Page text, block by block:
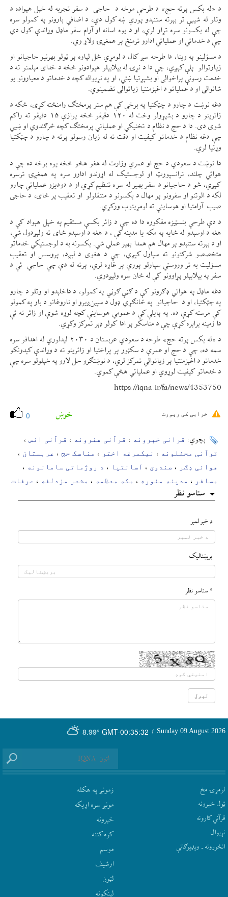
د «له بکس پرته حج» د طرحې موخه د حاجی د سفر تجربه له خپل هېواده د
وتلو له شیبې تر بېرته ستنېدو پورې ښه کول دي، د اضافي بارونو په کمولو سره
چې له بکسونو سره تړاو لري، او د یوه اسانه او آرام سفر ماډل وړاندې کول دي
چې د خدماتي او عملیاتي ادارو ترمنځ پر همغږۍ ولاړ وي.
د مسؤلینو په وینا، دا طرحه سږ کال د لومړي ځل لپاره پر ټولو بهرنیو حاجیانو او
زیارتوالو پلې کېږي، چې دا د نړۍ له بېلابېلو هېوادونو څخه د خدای مېلمنو ته د
خدمت رسونې پراخوالی او بشپړتیا ښئي، او په نړیواله کچه د خدماتو د معیارونو یو
شانوالی او د عملیاتو د اغېزمنتیا زیاتوالی تضمینوي.
دغه نوښت د چارو د چټکتیا په برخې کې هم ستر پرمختګ رامنځته کړی، ځکه د
زائرینو د چارو د بشپړولو وخت له ۱۲۰ دقیقو څخه یوازې ۱۵ دقیقو ته راکم
شوی دی. دا د حج د نظام د تخنیکي او عملیاتي پرمختګ کچه څرګندوي او ښيي
چې دغه نظام د خدماتو کیفیت او دقت ته له زیان رسولو پرته د چارو د چټکتیا
وړتیا لري.
دا نوښت د سعودي د حج او عمرې وزارت له هغو هڅو څخه یوه برخه ده چې د
هوائي چلند، ترانسپورټ او لوجستیک له اړوندو ادارو سره په همغږۍ ترسره
کېږي، څو د حاجیانو د سفر بهیر له سره تنظیم کړي او د دودیزو عملیاتي چارو
لکه د الوتنو او سفرونو پر مهال د بکسونو د منتقلولو او تعقیب پر ځای، د حاجی
صیب آرامتیا او هوساینې ته لومړیتوب ورکړي.
د دې طرحې بنسټیزه مفکوره دا ده چې د زائر بکسې مستقیم په خپل هېواد کې د
هغه د اوسېدو له ځایه په مکه یا مدینه کې ، د هغه د اوسېدو ځای ته ولېږدول شي،
او د بېرته ستنېدو پر مهال هم همدا بهیر عملي شي. بکسونه به د لوجستیکي خدماتو
متخصصو شرکتونو ته سپارل کېږي، چې د هغوی د لېږد، پروسس او تعقیب
مسؤلیت به تر وروستي سپارلو پورې پر غاړه لري، پرته له دې چې حاجي ئې د
سفر په بېلابېلو پړاوونو کې له ځان سره ولېږدوي.
دغه ماډل په هوائي ډګرونو کې د ګڼې ګوڼې په کمولو، د داخلېدو او وتلو د چارو
په چټکتیا، او د حاجیانو په ځانګړي ډول د سپین‌ږیرو او ناروغانو د بار په کمولو
کې مرسته کړې ده. په پایلې کې د عمومي هوساینې کچه لوړه شوې او زائر ته ئې
دا زمینه برابره کړې چې د مناسکو پر ادا کولو ډېر تمرکز وکړي.
د «له بکس پرته حج» طرحه د سعودي عربستان د ۲۰۳۰ لیدلوري له اهدافو سره
سمه ده، چې د حج او عمرې د سکټور پر پراختیا او زائرینو ته د وړاندې کېدونکو
خدماتو د اغېزمنتیا پر زیاتوالي تمرکز لري، د نوښتګرو حل لارو په خپلولو سره چې
د خدماتو کیفیت لوړوي او عملیاتي هڅې کموي.
https://iqna.ir/fa/news/4353750
0 خوښ خرابی کی رپورٹ
بچوې: قرانی خبرونه ، قرآنی هنرونه ، قرآنی انس ،
قرآنی محفلونه ، نیکمرغه اختر ، مناسک حج ، عربستان ،
هوائی ډګر ، صندوق ، آسانتیا ، د روژماتی سامانونه ،
مسافر ، مدینه منوره ، مکه معظمه ، مشعر مزدلفه ، عرفات
ستاسو نظر
د خبر لمبر
بريښناليک
* ستاسو نظر
GMT-00:35:32
8.99° Sunday 09 August 2026 ؛
لومړۍ مخ
ټول خبرونه
قرآني کارونه
نړيوال
انځورونه ـ ویډیوګانې
زمونږ په هکله
مونږ سره اړيکه
‫خبرونه
کره کتنه
موسم
ارشيف
لټون
لينکونه